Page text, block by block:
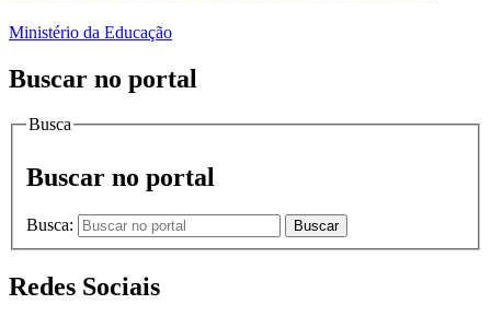
Ministério da Educação
Buscar no portal
Busca
Buscar no portal
Busca: Buscar
Redes Sociais